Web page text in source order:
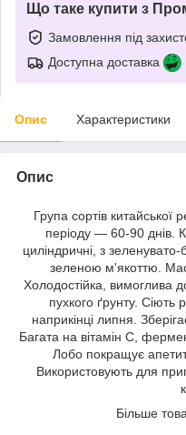
Що таке купити з
Замовлення під
Доступна доставка
Опис Характеристики
Опис
Група сортів китайської
періоду — 60-90 днів.
циліндричні, з
зеленою м'якоттю.
Холодостійка, вимоглива
пухкого ґрунту.
наприкінці липня.
Багата на вітамін С,
Лобо покращує апетит
Використовують для
Більше